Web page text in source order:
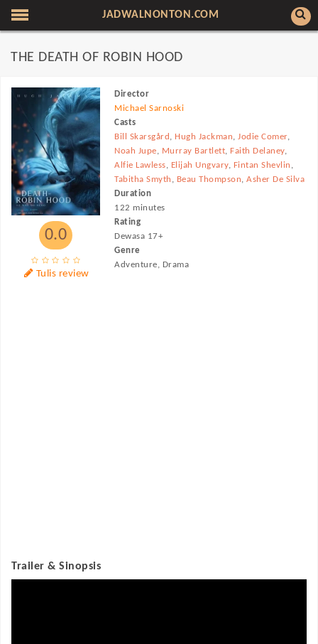
JADWALNONTON.COM
THE DEATH OF ROBIN HOOD
0.0
Tulis review
Director
Michael Sarnoski
Casts
Bill Skarsgård , Hugh Jackman,Jodie Comer,
Noah Jupe, Murray Bartlett, Faith Delaney,
Alfie Lawless, Elijah Ungvary, Fintan Shevlin ,
Tabitha Smyth , Beau Thompson,Asher De Silva
Duration
122 minutes
Rating
Dewasa 17+
Genre
Adventure, Drama
Trailer & Sinopsis